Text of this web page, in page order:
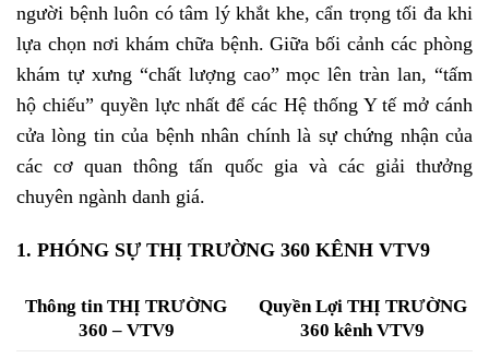
người bệnh luôn có tâm lý khắt khe, cẩn trọng tối đa khi
lựa chọn nơi khám chữa bệnh. Giữa bối cảnh các phòng
khám tự xưng “chất lượng cao” mọc lên tràn lan, “tấm
hộ chiếu” quyền lực nhất để các Hệ thống Y tế mở cánh
cửa lòng tin của bệnh nhân chính là sự chứng nhận của
các cơ quan thông tấn quốc gia và các giải thưởng
chuyên ngành danh giá.
1. PHÓNG SỰ THỊ TRƯỜNG 360 KÊNH VTV9
Thông tin THỊ TRƯỜNG
360 – VTV9
Quyền Lợi THỊ TRƯỜNG
360 kênh VTV9